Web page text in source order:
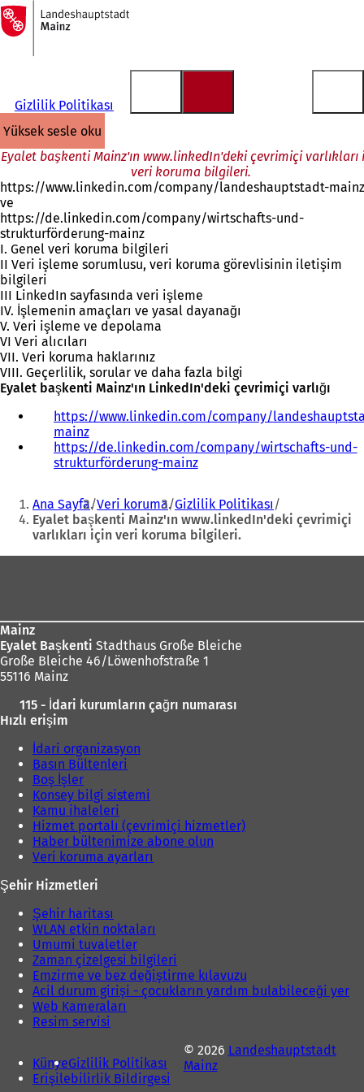
İçeriğe atla
Ana
sayfaya
Gizlilik Politikası
yüksek sesle oku
Eyalet başkenti Mainz'ın www.linkedIn'deki çevrimiçi varlıkları
veri koruma bilgileri.
https://www.linkedin.com/company/landeshauptstadt-
ve
https://de.linkedin.com/company/wirtschafts-und-
strukturförderung-mainz
I. Genel veri koruma bilgileri
II Veri işleme sorumlusu, veri koruma görevlisinin iletişim
bilgileri
III LinkedIn sayfasında veri işleme
IV. İşlemenin amaçları ve yasal dayanağı
V. Veri işleme ve depolama
VI Veri alıcıları
VII. Veri koruma haklarınız
VIII. Geçerlilik, sorular ve daha fazla bilgi
Eyalet başkenti Mainz'ın LinkedIn'deki çevrimiçi varlığı
https://www.linkedin.com/company/
mainz(
Y
e
b
i
r
s
e
e
a
l
)
https://de.linkedin.com/company/wirtschafts-und-
strukturförderung-mainz(
n
i
b
i
k
e
d
ç
Buradasınız:
Ana Sayfa Veri koruma Gizlilik Politikası
Eyalet başkenti Mainz'ın www.linkedIn'deki çevrimiçi
varlıkları için veri koruma bilgileri.
Mainz
Eyalet Başkenti Stadthaus Große Bleiche
Große Bleiche 46/Löwenhofstraße 1
55116 Mainz
115 - İdari kurumların çağrı numarası
Hızlı erişim
İdari organizasyon
Basın Bültenleri
Boş İşler
Konsey bilgi sistemi
Kamu ihaleleri
Hizmet portalı (çevrimiçi hizmetler)
Haber bültenimize abone olun
Veri koruma ayarları
Şehir Hizmetleri
Şehir haritası
WLAN etkin noktaları
Umumi tuvaletler
Zaman çizelgesi bilgileri
Emzirme ve bez değiştirme kılavuzu
Acil durum girişi - çocukların yardım bulabileceği yer
Web Kameraları
Resim servisi
KünyeGizlilik Politikası
Erişilebilirlik Bildirgesi
© 2026 Landeshauptstadt
Mainz